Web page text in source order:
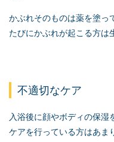
かぶれそのものは薬を塗っ
たびにかぶれが起こる方は
不適切なケア
入浴後に顔やボディの保湿
ケアを行っている方はあま